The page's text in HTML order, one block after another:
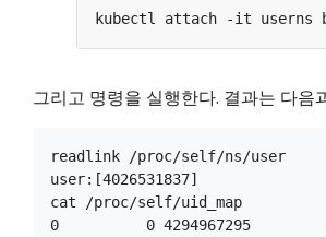
그리고 명령을 실행한다. 결과는 다음
readlink /proc/self/ns/user
user:[4026531837]
cat /proc/self/uid_map